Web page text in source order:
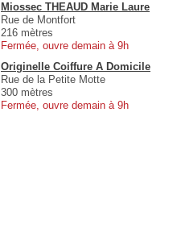
Miossec THEAUD Marie Laure
Rue de Montfort
216 mètres
Fermée, ouvre demain à 9h
Originelle Coiffure A Domicile
Rue de la Petite Motte
300 mètres
Fermée, ouvre demain à 9h